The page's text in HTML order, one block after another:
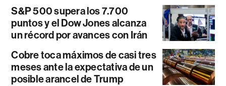
S&P 500 supera los 7.700
puntos y el Dow Jones alcanza
un récord por avances con Irán
Cobre toca máximos de casi tres
meses ante la expectativa de un
posible arancel de Trump